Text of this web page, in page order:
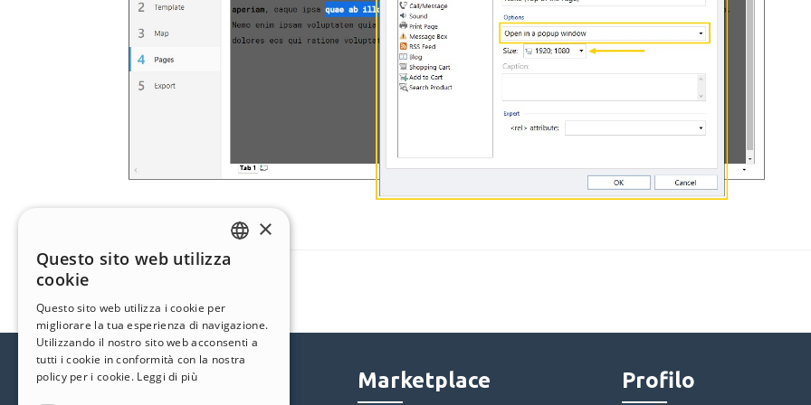
Help Center Marketplace Profilo
ENGLISH
GERMAN
SPANISH
×
Questo sito web utilizza
cookie
Questo sito web utilizza i cookie per
migliorare la tua esperienza di navigazione.
Utilizzando il nostro sito web acconsenti a
tutti i cookie in conformità con la nostra
policy per i cookie. Leggi di più